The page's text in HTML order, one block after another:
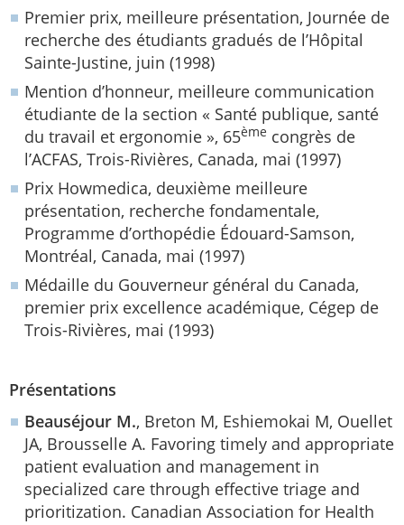
Premier prix, meilleure présentation, Journée de
recherche des étudiants gradués de l’Hôpital
Sainte-Justine, juin (1998)
Mention d’honneur, meilleure communi­cation
étudiante de la section « Santé publique, santé
du travail et ergonomie », 65ème congrès de
l’ACFAS, Trois-Rivières, Canada, mai (1997)
Prix Howmedica, deuxième meilleure
présentation, recherche fondamentale,
Programme d’orthopédie Édouard-Samson,
Montréal, Canada, mai (1997)
Médaille du Gouverneur général du Canada,
premier prix excellence académique, Cégep de
Trois-Rivières, mai (1993)
Présentations
Beauséjour M., Breton M, Eshiemokai M, Ouellet
JA, Brousselle A. Favoring timely and appropriate
patient evaluation and management in
specialized care through effective triage and
prioritization. Canadian Association for Health